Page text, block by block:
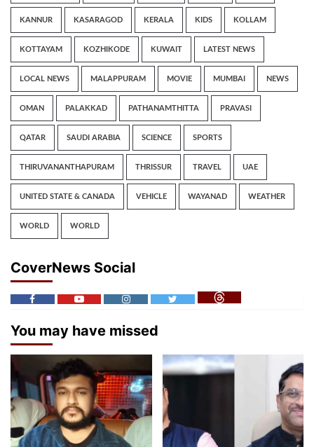
KANNUR KASARAGOD KERALA KIDS KOLLAM
KOTTAYAM KOZHIKODE KUWAIT LATEST NEWS
LOCAL NEWS MALAPPURAM MOVIE MUMBAI NEWS
OMAN PALAKKAD PATHANAMTHITTA PRAVASI
QATAR SAUDI ARABIA SCIENCE SPORTS
THIRUVANANTHAPURAM THRISSUR TRAVEL UAE
UNITED STATE & CANADA VEHICLE WAYANAD WEATHER
WORLD WORLD
CoverNews Social
You may have missed